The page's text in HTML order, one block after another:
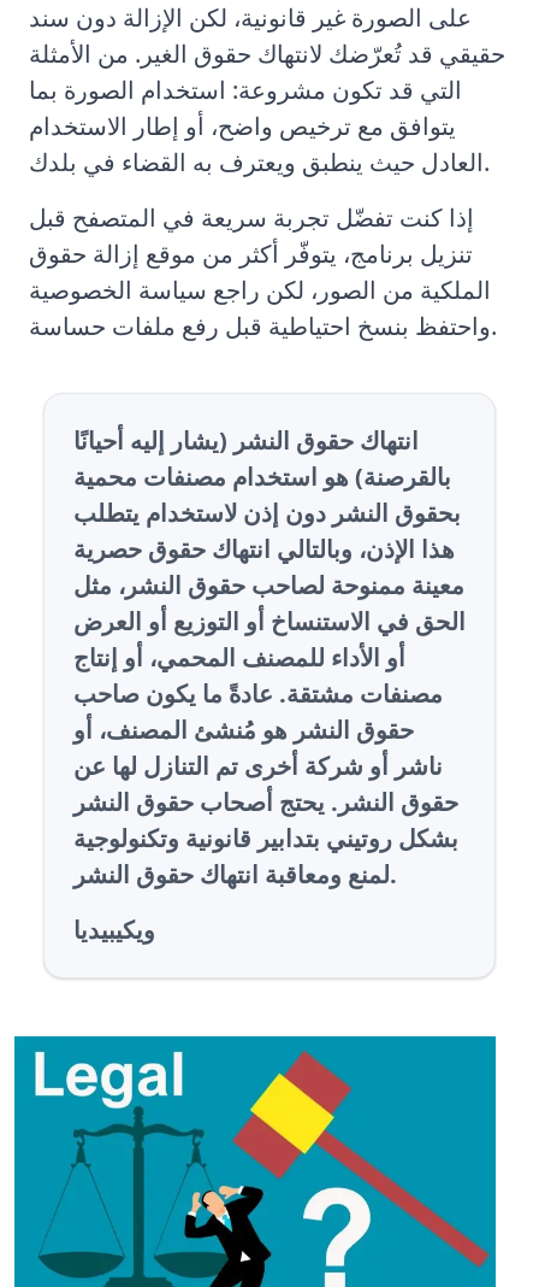
على الصورة غير قانونية، لكن الإزالة دون سند
حقيقي قد تُعرّضك لانتهاك حقوق الغير. من الأمثلة
التي قد تكون مشروعة: استخدام الصورة بما
يتوافق مع ترخيص واضح، أو إطار الاستخدام
العادل حيث ينطبق ويعترف به القضاء في بلدك.
إذا كنت تفضّل تجربة سريعة في المتصفح قبل
تنزيل برنامج، يتوفّر أكثر من موقع إزالة حقوق
الملكية من الصور، لكن راجع سياسة الخصوصية
واحتفظ بنسخ احتياطية قبل رفع ملفات حساسة.
انتهاك حقوق النشر (يشار إليه أحيانًا
بالقرصنة) هو استخدام مصنفات محمية
بحقوق النشر دون إذن لاستخدام يتطلب
هذا الإذن، وبالتالي انتهاك حقوق حصرية
معينة ممنوحة لصاحب حقوق النشر، مثل
الحق في الاستنساخ أو التوزيع أو العرض
أو الأداء للمصنف المحمي، أو إنتاج
مصنفات مشتقة. عادةً ما يكون صاحب
حقوق النشر هو مُنشئ المصنف، أو
ناشر أو شركة أخرى تم التنازل لها عن
حقوق النشر. يحتج أصحاب حقوق النشر
بشكل روتيني بتدابير قانونية وتكنولوجية
لمنع ومعاقبة انتهاك حقوق النشر.
ويكيبيديا